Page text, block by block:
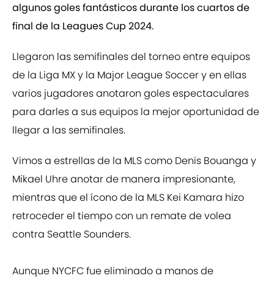
algunos goles fantásticos durante los cuartos de
final de la Leagues Cup 2024.
Llegaron las semifinales del torneo entre equipos
de la Liga MX y la Major League Soccer y en ellas
varios jugadores anotaron goles espectaculares
para darles a sus equipos la mejor oportunidad de
llegar a las semifinales.
Vimos a estrellas de la MLS como Denis Bouanga y
Mikael Uhre anotar de manera impresionante,
mientras que el ícono de la MLS Kei Kamara hizo
retroceder el tiempo con un remate de volea
contra Seattle Sounders.
Aunque NYCFC fue eliminado a manos de